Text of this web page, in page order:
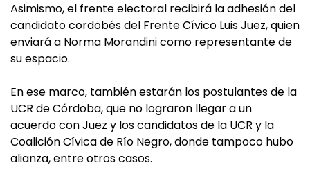
Asimismo, el frente electoral recibirá la adhesión del
candidato cordobés del Frente Cívico Luis Juez, quien
enviará a Norma Morandini como representante de
su espacio.
En ese marco, también estarán los postulantes de la
UCR de Córdoba, que no lograron llegar a un
acuerdo con Juez y los candidatos de la UCR y la
Coalición Cívica de Río Negro, donde tampoco hubo
alianza, entre otros casos.